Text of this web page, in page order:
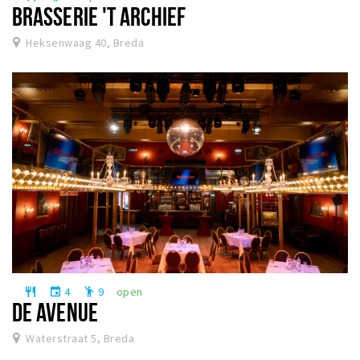
BRASSERIE 'T ARCHIEF
Heksenwaag 40, Breda
restaurant event 4 emoji_people 9 open
DE AVENUE
Waterstraat 5, Breda